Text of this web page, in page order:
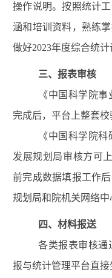
操作说明。按照统计
涵和培训资料，熟练
做好2023年度综合统计
三、 报表审核
《中国科学院
完成后，平台上整套校
《中国科学院科
发展规划局审核方可
前完成数据填报工作
规划局和院机关网络中
四、材料报送
各类报表审核通
报与统计管理平台直接